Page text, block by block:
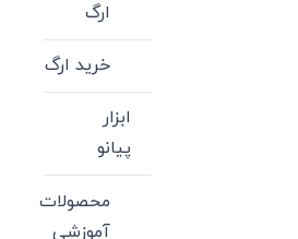
ارگ
خرید ارگ
ابزار
پیانو
محصولات
آموزشی